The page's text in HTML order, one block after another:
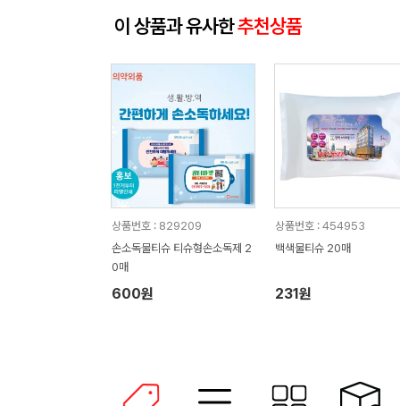
이 상품과 유사한추천상품
상품번호 : 829209
손소독물티슈 티슈형손소독제 2
0매
600원
상품번호 : 454953
백색물티슈 20매
231원